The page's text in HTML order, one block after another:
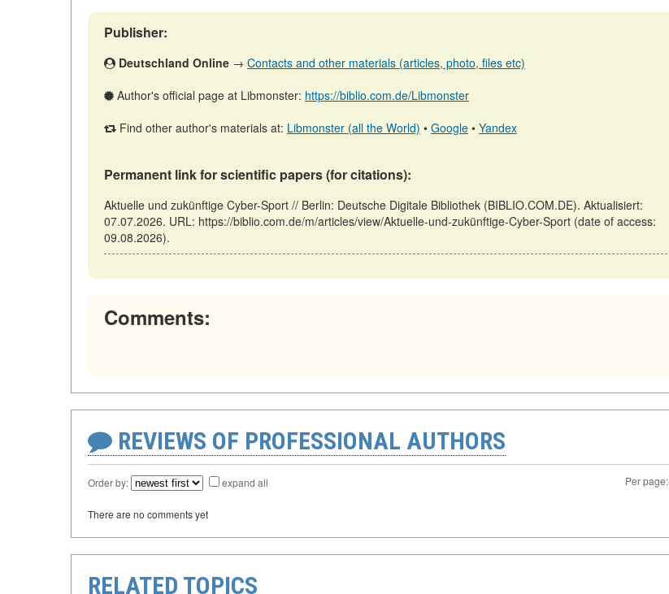
Publisher:
Deutschland Online → Contacts and other materials (articles, photo, files etc)
Author's official page at Libmonster: https://biblio.com.de/Libmonster
Find other author's materials at: Libmonster (all the World) • Google • Yandex
Permanent link for scientific papers (for citations):
Aktuelle und zukünftige Cyber-Sport // Berlin: Deutsche Digitale Bibliothek (BIBLIO.COM.DE). Aktualisiert:
07.07.2026. URL: https://biblio.com.de/m/articles/view/Aktuelle-und-zukünftige-Cyber-Sport (date of access:
09.08.2026).
Comments:
REVIEWS OF PROFESSIONAL AUTHORS
Order by: expand all Per page:
There are no comments yet
RELATED TOPICS